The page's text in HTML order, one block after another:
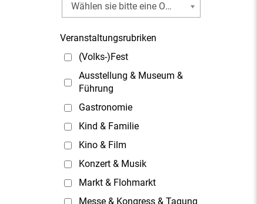
Wählen sie bitte eine Option aus.
Veranstaltungsrubriken
(Volks-)Fest
Ausstellung & Museum &
Führung
Gastronomie
Kind & Familie
Kino & Film
Konzert & Musik
Markt & Flohmarkt
Messe & Kongress & Tagung